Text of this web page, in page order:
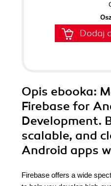
Dodaj
Opis ebooka:
Firebase for
Development.
scalable, and
Android apps
Firebase offers a wide